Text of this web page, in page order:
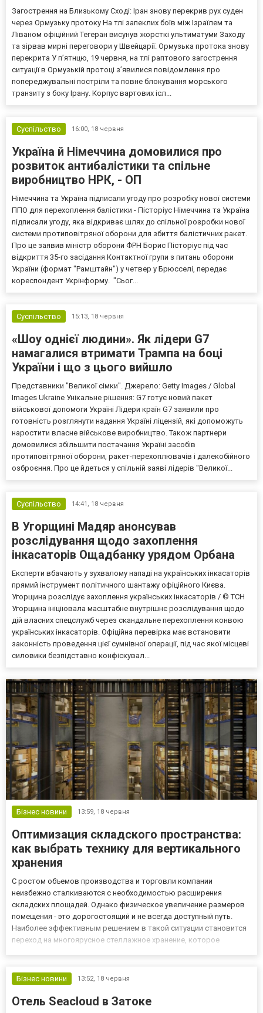
Загострення на Близькому Сході: Іран знову перекрив рух суден
через Ормузьку протоку На тлі запеклих боїв між Ізраїлем та
Ліваном офіційний Тегеран висунув жорсткі ультиматуми Заходу
та зірвав мирні переговори у Швейцарії. Ормузька протока знову
перекрита У п’ятнцю, 19 червня, на тлі раптового загострення
ситуації в Ормузькій протоці з’явилися повідомлення про
попереджувальні постріли та повне блокування морського
транзиту з боку Ірану. Корпус вартових ісл...
Суспільство 16:00, 18 червня
Україна й Німеччина домовилися про
розвиток антибалістики та спільне
виробництво НРК, - ОП
Німеччина та Україна підписали угоду про розробку нової системи
ППО для перехоплення балістики - Пісторіус Німеччина та Україна
підписали угоду, яка відкриває шлях до спільної розробки нової
системи протиповітряної оборони для збиття балістичних ракет.
Про це заявив міністр оборони ФРН Борис Пісторіус під час
відкриття 35-го засідання Контактної групи з питань оборони
України (формат "Рамштайн") у четвер у Брюсселі, передає
кореспондент Укрінформу. "Сьог...
Суспільство 15:13, 18 червня
«Шоу однієї людини». Як лідери G7
намагалися втримати Трампа на боці
України і що з цього вийшло
Представники "Великої сімки". Джерело: Getty Images / Global
Images Ukraine Унікальне рішення: G7 готує новий пакет
військової допомоги Україні Лідери країн G7 заявили про
готовність розглянути надання Україні ліцензій, які допоможуть
наростити власне військове виробництво. Також партнери
домовилися збільшити постачання Україні засобів
протиповітряної оборони, ракет-перехоплювачів і далекобійного
озброєння. Про це йдеться у спільній заяві лідерів "Великої...
Суспільство 14:41, 18 червня
В Угорщині Мадяр анонсував
розслідування щодо захоплення
інкасаторів Ощадбанку урядом Орбана
Експерти вбачають у зухвалому нападі на українських інкасаторів
прямий інструмент політичного шантажу офіційного Києва.
Угорщина розслідує захоплення українських інкасаторів / © ТСН
Угорщина ініціювала масштабне внутрішнє розслідування щодо
дій власних спецслужб через скандальне перехоплення конвою
українських інкасаторів. Офіційна перевірка має встановити
законність проведення цієї сумнівної операції, під час якої місцеві
силовики безпідставно конфіскувал...
Бізнес новини 13:59, 18 червня
Оптимизация складского пространства:
как выбрать технику для вертикального
хранения
С ростом объемов производства и торговли компании
неизбежно сталкиваются с необходимостью расширения
складских площадей. Однако физическое увеличение размеров
помещения - это дорогостоящий и не всегда доступный путь.
Наиболее эффективным решением в такой ситуации становится
переход на многоярусное стеллажное хранение, которое
способное быстро...
Бізнес новини 13:52, 18 червня
Отель Seacloud в Затоке